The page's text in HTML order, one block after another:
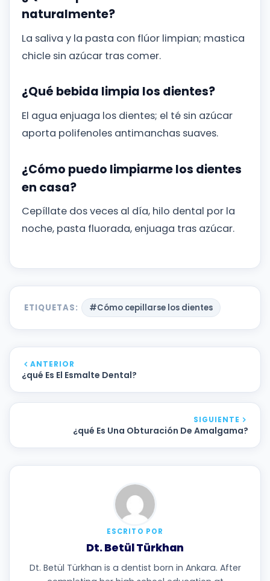
naturalmente?
La saliva y la pasta con flúor limpian; mastica
chicle sin azúcar tras comer.
¿Qué bebida limpia los dientes?
El agua enjuaga los dientes; el té sin azúcar
aporta polifenoles antimanchas suaves.
¿Cómo puedo limpiarme los dientes
en casa?
Cepíllate dos veces al día, hilo dental por la
noche, pasta fluorada, enjuaga tras azúcar.
ETIQUETAS: #Cómo cepillarse los dientes
ANTERIOR
¿qué Es El Esmalte Dental?
SIGUIENTE
¿qué Es Una Obturación De Amalgama?
ESCRITO POR
Dt. Betül Türkhan
Dt. Betül Türkhan is a dentist born in Ankara. After